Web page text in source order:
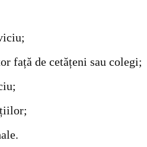
față de cetățeni sau colegi;